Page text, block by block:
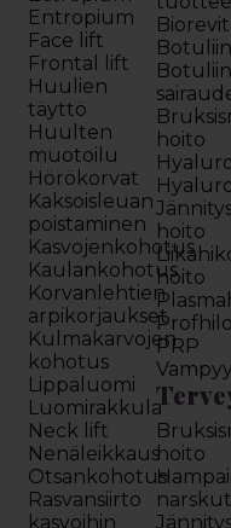
Entropium
Face lift
Frontal lift
Huulien
täyttö
Huulten
muotoilu
Hörökorvat
Kaksoisleuan
poistaminen
Kasvojenkohotus
Kaulankohotus
Korvanlehtien
arpikorjaukset
Kulmakarvojen
kohotus
Lippaluomi
Luomirakkula
Neck lift
Nenäleikkaus
Otsankohotus
Rasvansiirto
kasvoihin
hoito
hoito
hoito
Profhilo
PRP
hoito